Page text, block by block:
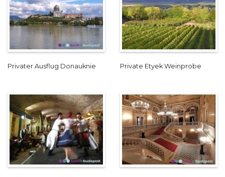
Privater Ausflug Donauknie Private Etyek Weinprobe